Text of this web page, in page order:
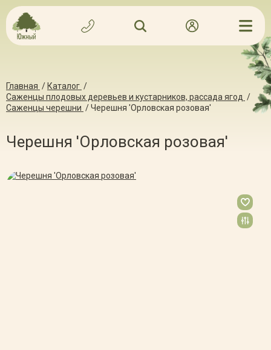
Главная / Каталог /
Саженцы плодовых деревьев и кустарников, рассада ягод /
Саженцы черешни /Черешня 'Орловская розовая'
Черешня 'Орловская розовая'